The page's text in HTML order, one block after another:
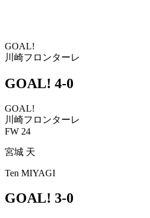
GOAL!
川崎フロンターレ
GOAL! 4-0
GOAL!
川崎フロンターレ
FW 24
宮城 天
Ten MIYAGI
GOAL! 3-0